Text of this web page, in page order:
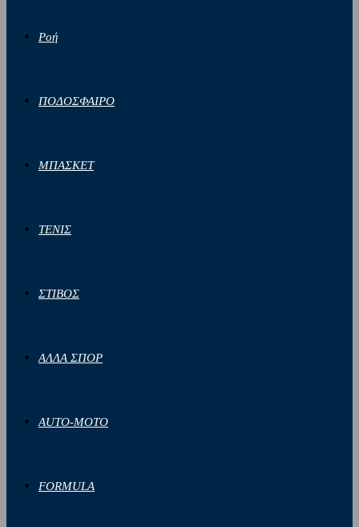
Ροή
ΠΟΔΟΣΦΑΙΡΟ
ΜΠΑΣΚΕΤ
ΤΕΝΙΣ
ΣΤΙΒΟΣ
ΑΛΛΑ ΣΠΟΡ
AUTO-MOTO
FORMULA